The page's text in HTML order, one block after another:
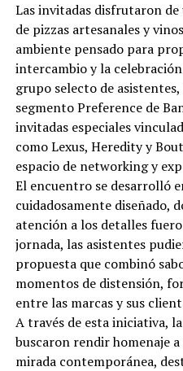
Las invitadas disfrutaron
de pizzas artesanales y
ambiente pensado para
intercambio y la
grupo selecto de
segmento Preference de
invitadas especiales
como Lexus, Heredity y
espacio de networking y
El encuentro se desarrolló
cuidadosamente diseñado,
atención a los detalles
jornada, las asistentes
propuesta que combinó
momentos de distensión,
entre las marcas y sus
A través de esta iniciativa,
buscaron rendir homenaje
mirada contemporánea,